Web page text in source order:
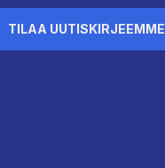
TILAA UUTISKIRJEEMME